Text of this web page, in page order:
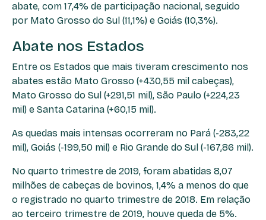
abate, com 17,4% de participação nacional, seguido
por Mato Grosso do Sul (11,1%) e Goiás (10,3%).
Abate nos Estados
Entre os Estados que mais tiveram crescimento nos
abates estão Mato Grosso (+430,55 mil cabeças),
Mato Grosso do Sul (+291,51 mil), São Paulo (+224,23
mil) e Santa Catarina (+60,15 mil).
As quedas mais intensas ocorreram no Pará (-283,22
mil), Goiás (-199,50 mil) e Rio Grande do Sul (-167,86 mil).
No quarto trimestre de 2019, foram abatidas 8,07
milhões de cabeças de bovinos, 1,4% a menos do que
o registrado no quarto trimestre de 2018. Em relação
ao terceiro trimestre de 2019, houve queda de 5%.